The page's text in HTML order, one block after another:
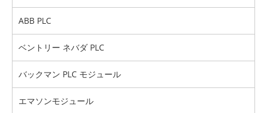
ABB PLC
ベントリー ネバダ PLC
バックマン PLC モジュール
エマソンモジュール